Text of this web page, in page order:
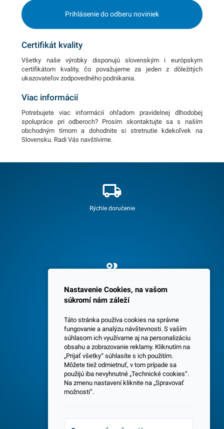
Prihlásenie do odberu noviniek
Certifikát kvality
Všetky naše výrobky disponujú slovenským i európskym
certifikátom kvality, čo považujeme za jeden z dôležitých
ukazovateľov zodpovedného podnikania.
Viac informácií
Potrebujete viac informácií ohľadom pravidelnej dlhodobej
spolupráce pri odberoch? Prosím skontaktujte sa s naším
obchodným tímom a dohodnite si stretnutie kdekoľvek na
Slovensku. Radi Vás navštívime.
Rýchle doručenie
Spokojných 3600 zákazníkov
Centrála a predajňa v Senci
Nastavenie Cookies, na vašom
súkromí nám záleží
Táto stránka používa cookies na správne
fungovanie a analýzu návštevnosti. S vaším
súhlasom ich využívame aj na personalizáciu
obsahu a zobrazovanie reklamy. Kliknutím na
„Prijať všetky“ súhlasíte s ich použitím.
Môžete tiež odmietnuť, v tom prípade sa
použijú iba nevyhnutné „Technické cookies“.
Na zmenu nastavení kliknite na „Spravovať
možnosti“.